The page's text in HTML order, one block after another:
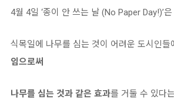
4월 4일 ‘종이 안 쓰는 날 (No Paper Day!)’은
식목일에 나무를 심는 것이 어려운 도시인들
임으로써
나무를 심는 것과 같은 효과를 거둘 수 있다